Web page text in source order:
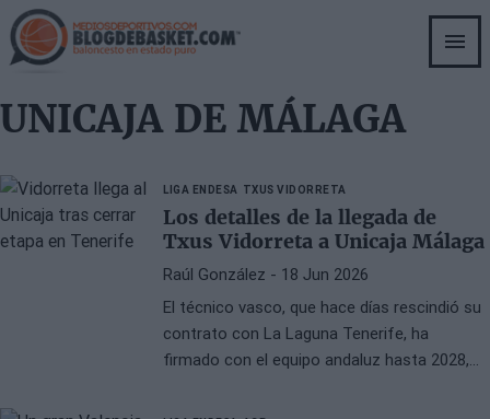
Skip
to
main
UNICAJA DE MÁLAGA
LIGA ENDESA TXUS VIDORRETA
Los detalles de la llegada de
Txus Vidorreta a Unicaja Málaga
Raúl González - 18 Jun 2026
El técnico vasco, que hace días rescindió su
contrato con La Laguna Tenerife, ha
firmado con el equipo andaluz hasta 2028,